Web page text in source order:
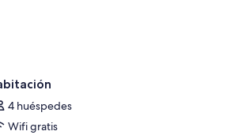
4 huéspedes
Wifi gratis